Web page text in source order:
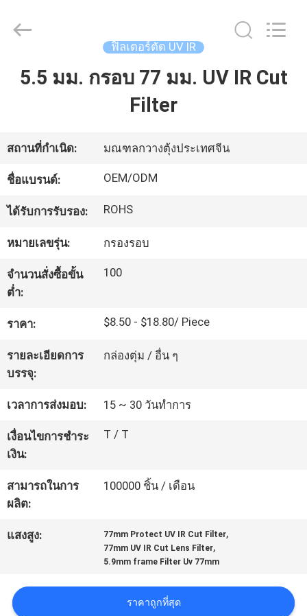
บ้าน
เกี่ยว
กับ
เรา
ทัวร์
โรงงาน
ควบคุม
คุณภาพ
ติดต่อ
เรา
ขอ
เสนอ
Bright
Shadow
Reserved.
ฟิลเตอร์ตัด UV IR
5.5 มม. กรอบ 77 มม. UV IR Cut
Filter
สถานที่กำเนิด: มณฑลกวางตุ้งประเทศจีน
ชื่อแบรนด์: OEM/ODM
ได้รับการรับรอง: ROHS
หมายเลขรุ่น: กรองรอบ
จำนวนสั่งซื้อขั้น
ต่ำ:
100
ราคา: $8.50 - $18.80/ Piece
รายละเอียดการ
บรรจุ:
กล่องตุ่ม / อื่น ๆ
เวลาการส่งมอบ: 15 ~ 30 วันทำการ
เงื่อนไขการชำระ
เงิน:
T / T
สามารถในการ
ผลิต:
100000 ชิ้น / เดือน
แสงสูง: 77mm Protect UV IR Cut Filter,
77mm UV IR Cut Lens Filter,
5.9mm frame Filter Uv 77mm
ราคาถูกที่สุด